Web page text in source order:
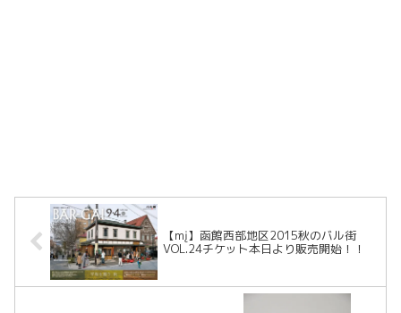
【mį】函館西部地区2015秋のバル街
VOL.24チケット本日より販売開始！！